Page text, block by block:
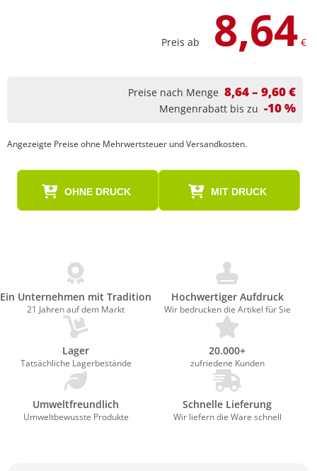
Preis ab 8,64 €
Preise nach Menge 8,64 – 9,60 €
Mengenrabatt bis zu -10 %
Angezeigte Preise ohne Mehrwertsteuer und Versandkosten.
OHNE DRUCK MIT DRUCK
Ein Unternehmen mit Tradition
21 Jahren auf dem Markt
Hochwertiger Aufdruck
Wir bedrucken die Artikel für Sie
Lager
Tatsächliche Lagerbestände
20.000+
zufriedene Kunden
Umweltfreundlich
Umweltbewusste Produkte
Schnelle Lieferung
Wir liefern die Ware schnell